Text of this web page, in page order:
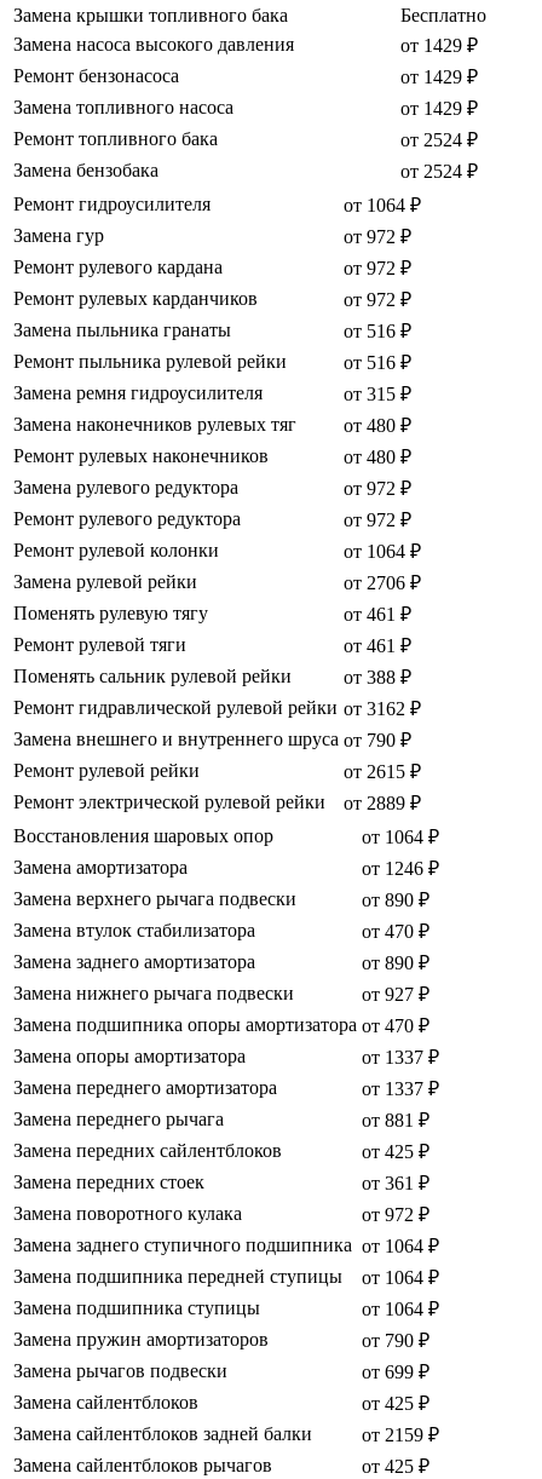
Замена крышки топливного бака
Бесплатно
Замена насоса высокого давления
от 1429 ₽
Ремонт бензонасоса
от 1429 ₽
Замена топливного насоса
от 1429 ₽
Ремонт топливного бака
от 2524 ₽
Замена бензобака
от 2524 ₽
Ремонт гидроусилителя
от 1064 ₽
Замена гур
от 972 ₽
Ремонт рулевого кардана
от 972 ₽
Ремонт рулевых карданчиков
от 972 ₽
Замена пыльника гранаты
от 516 ₽
Ремонт пыльника рулевой рейки
от 516 ₽
Замена ремня гидроусилителя
от 315 ₽
Замена наконечников рулевых тяг
от 480 ₽
Ремонт рулевых наконечников
от 480 ₽
Замена рулевого редуктора
от 972 ₽
Ремонт рулевого редуктора
от 972 ₽
Ремонт рулевой колонки
от 1064 ₽
Замена рулевой рейки
от 2706 ₽
Поменять рулевую тягу
от 461 ₽
Ремонт рулевой тяги
от 461 ₽
Поменять сальник рулевой рейки
от 388 ₽
Ремонт гидравлической рулевой рейки от 3162 ₽
Замена внешнего и внутреннего шруса от 790 ₽
Ремонт рулевой рейки
от 2615 ₽
Ремонт электрической рулевой рейки
от 2889 ₽
Восстановления шаровых опор
от 1064 ₽
Замена амортизатора
от 1246 ₽
Замена верхнего рычага подвески
от 890 ₽
Замена втулок стабилизатора
от 470 ₽
Замена заднего амортизатора
от 890 ₽
Замена нижнего рычага подвески
от 927 ₽
Замена подшипника опоры амортизатора от 470 ₽
Замена опоры амортизатора
от 1337 ₽
Замена переднего амортизатора
от 1337 ₽
Замена переднего рычага
от 881 ₽
Замена передних сайлентблоков
от 425 ₽
Замена передних стоек
от 361 ₽
Замена поворотного кулака
от 972 ₽
Замена заднего ступичного подшипника от 1064 ₽
Замена подшипника передней ступицы
от 1064 ₽
Замена подшипника ступицы
от 1064 ₽
Замена пружин амортизаторов
от 790 ₽
Замена рычагов подвески
от 699 ₽
Замена сайлентблоков
от 425 ₽
Замена сайлентблоков задней балки
от 2159 ₽
Замена сайлентблоков рычагов
от 425 ₽